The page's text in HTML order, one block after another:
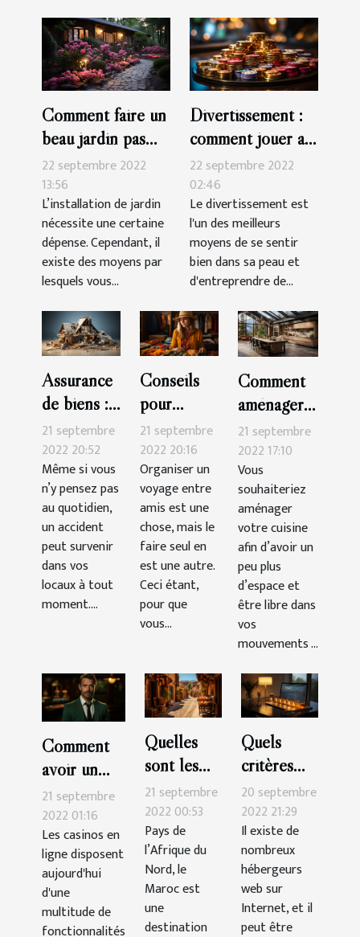
Comment faire un
beau jardin pas
cher ?
22 septembre 2022
13:56
L’installation de jardin
nécessite une certaine
dépense. Cependant, il
existe des moyens par
lesquels vous...
Divertissement :
comment jouer au
casino en ligne
22 septembre 2022
02:46
Le divertissement est
l'un des meilleurs
moyens de se sentir
bien dans sa peau et
d'entreprendre de...
Assurance
de biens :
que faut-il
savoir ?
21 septembre
2022 20:52
Même si vous
n’y pensez pas
au quotidien,
un accident
peut survenir
dans vos
locaux à tout
moment....
Conseils
pour
organiser
seul un
voyage
21 septembre
2022 20:16
Organiser un
voyage entre
amis est une
chose, mais le
faire seul en
est une autre.
Ceci étant,
pour que
vous...
Comment
aménager
sa cuisine ?
21 septembre
2022 17:10
Vous
souhaiteriez
aménager
votre cuisine
afin d’avoir un
peu plus
d’espace et
être libre dans
vos
mouvements ...
Comment
avoir un
bonus sur
Cresus
Casino ?
21 septembre
2022 01:16
Les casinos en
ligne disposent
aujourd'hui
d'une
multitude de
fonctionnalités
Quelles
sont les
raisons de
partir en
vacances
au Maroc ?
21 septembre
2022 00:53
Pays de
l’Afrique du
Nord, le
Maroc est
une
destination
Quels
critères
pour bien
choisir son
hébergeur
web ?
20 septembre
2022 21:29
Il existe de
nombreux
hébergeurs
web sur
Internet, et il
peut être